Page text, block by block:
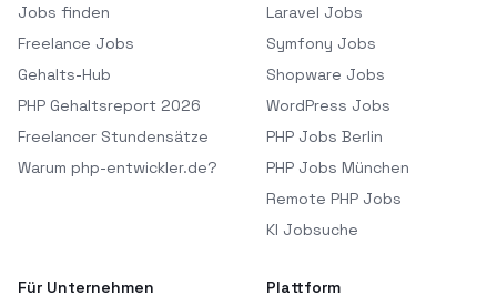
Jobs finden
Freelance Jobs
Gehalts-Hub
PHP Gehaltsreport 2026
Freelancer Stundensätze
Warum php-entwickler.de?
Laravel Jobs
Symfony Jobs
Shopware Jobs
WordPress Jobs
PHP Jobs Berlin
PHP Jobs München
Remote PHP Jobs
KI Jobsuche
Für Unternehmen
Plattform